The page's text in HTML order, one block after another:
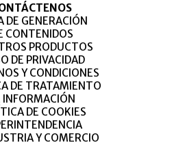
DE GENERACIÓN
CONTENIDOS
PRODUCTOS
DE PRIVACIDAD
Y CONDICIONES
DE TRATAMIENTO
INFORMACIÓN
DE COOKIES
Y COMERCIO